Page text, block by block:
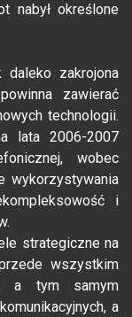
nabył określone
zakrojona
zawierać
technologii.
lata 2006-2007
wobec
wykorzystywania
i
strategiczne na
wszystkim
a tym samym
a